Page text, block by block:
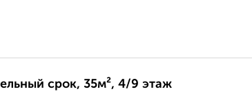
срок, 35м², 4/9 этаж